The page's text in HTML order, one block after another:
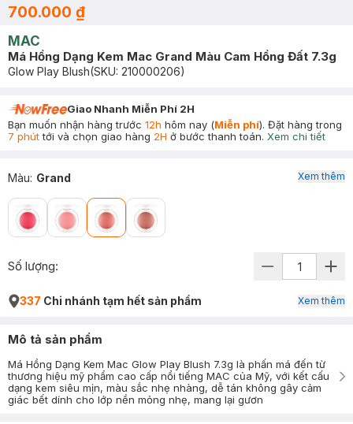
700.000 ₫
MAC
Má Hồng Dạng Kem Mac Grand Màu Cam Hồng Đất 7.3g
Glow Play Blush(SKU: 210000206)
Giao Nhanh Miễn Phí 2H
Bạn muốn nhận hàng trước 12h hôm nay (Miễn phí). Đặt hàng trong
7 phúttới và chọn giao hàng 2H ở bước thanh toán. Xem chi tiết
Màu: Grand Xem thêm
Số lượng:
337 Chi nhánh tạm hết sản phẩm Xem thêm
Mô tả sản phẩm
Má Hồng Dạng Kem Mac Glow Play Blush 7.3g là phấn má đến từ
thương hiệu mỹ phẩm cao cấp nổi tiếng MAC của Mỹ, với kết cấu
dạng kem siêu mịn, màu sắc nhẹ nhàng, dễ tán không gây cảm
giác bết dính cho lớp nền mỏng nhẹ, mang lại gươn